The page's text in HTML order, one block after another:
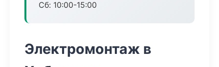
Сб: 10:00-15:00
Электромонтаж в